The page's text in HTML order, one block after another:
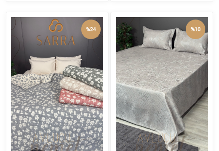
%24 %10